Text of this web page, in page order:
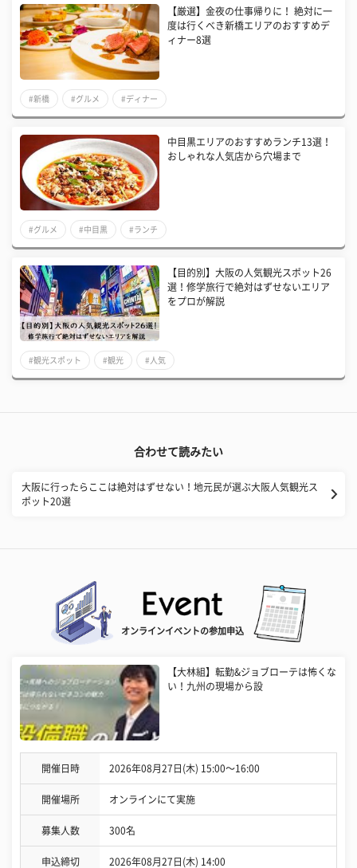
【厳選】金夜の仕事帰りに！ 絶対に一
度は行くべき新橋エリアのおすすめデ
ィナー8選
#新橋 #グルメ #ディナー
中目黒エリアのおすすめランチ13選！
おしゃれな人気店から穴場まで
#グルメ #中目黒 #ランチ
【目的別】大阪の人気観光スポット26
選！修学旅行で絶対はずせないエリア
をプロが解説
#観光スポット #観光 #人気
合わせて読みたい
大阪に行ったらここは絶対はずせない！地元民が選ぶ大阪人気観光ス
ポット20選
オンラインイベントの参加申込
【大林組】転勤&ジョブローテは怖くな
い！九州の現場から設
開催日時 2026年08月27日(木) 15:00〜16:00
開催場所 オンラインにて実施
募集人数 300名
申込締切 2026年08月27日(木) 14:00